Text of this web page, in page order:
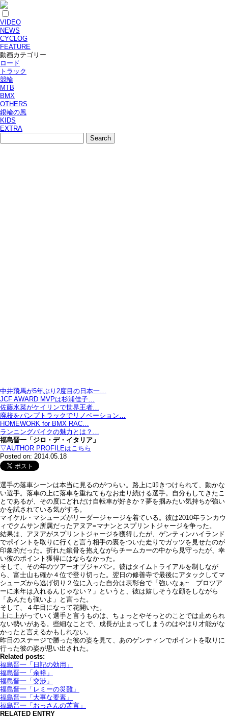
VIDEO
NEWS
CYCLOG
FEATURE
動画カテゴリー
ロード
トラック
競輪
MTB
BMX
OTHERS
銀輪の風
KIDS
EXTRA
中井飛馬が5年ぶり2度目の日本一…
JCF AWARD MVPは杉浦佳子…
佐藤水菜がケイリンで世界王者…
廃校をパンプトラックでリノベーション…
HOMEWORK for BMX RAC…
ランニングバイクの魅力とは？…
福島晋一「ジロ・デ・イタリア」
▽AUTHOR PROFILEはこちら
Posted on: 2014.05.18
選手の落車シーンは本当に見るのがつらい。路上に叩きつけられて、動かな
い選手。落車の上に落車を重ねてもなお走り続ける選手。自分もしてきたこ
とであるが、その度にどれだけ自転車が好きか？夢を掴みたい気持ちが強い
かを試されている気がする。
マイケル・マシューズがリーダージャージを着ている。彼は2010年ランカウ
ィでクムサン所属だったアヌア=マナンとスプリントジャージを争った。
結果は、アヌアがスプリントジャージを獲得したが、ゲンティンハイランド
でポイントを取りに行くと言う相手の裏をついた走りでガッツを見せたのが
印象的だった。折れた鎖骨を抱えながらチームカーの中から見守ったが、幸
い彼のポイント獲得にはならなかった。
そして、その年のツアーオブジャパン。彼はタイムトライアルを制しなが
ら、富士山も確か４位で登り切った。翌日の修善寺で最後にアタックしてマ
シューズから逃げ切り２位に入った自分は表彰台で「強いなぁ~ プロツア
ーに来年は入れるんじゃない？」というと、彼は嬉しそうな顔をしながら
「あんたも強いよ」と言った。
そして、４年目になって花開いた。
上に上がっていく選手と言うものは、ちょっとやそっとのことでは止められ
ない勢いがある。些細なことで、成長が止まってしまうのはやはり才能がな
かったと言えるかもしれない。
昨日のステージで勝った彼の姿を見て、あのゲンティンでポイントを取りに
行った彼の姿が思い出された。
Related posts:
福島晋一「日記の効用」
福島晋一「余裕」
福島晋一「交渉」
福島晋一「レミーの災難」
福島晋一「大事な要素」
福島晋一「おっさんの苦言」
RELATED ENTRY